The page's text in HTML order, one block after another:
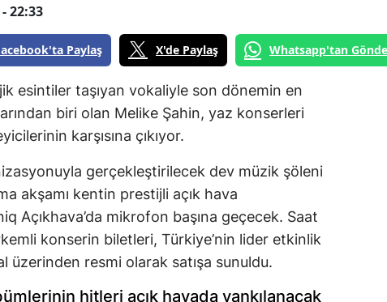
22:33
Paylaş X'de Paylaş Whatsapp'tan
esintiler taşıyan vokaliyle son dönemin en
biri olan Melike Şahin, yaz konserleri
karşısına çıkıyor.
gerçekleştirilecek dev müzik şöleni
akşamı kentin prestijli açık hava
Açıkhava’da mikrofon başına geçecek. Saat
konserin biletleri, Türkiye’nin lider etkinlik
üzerinden resmi olarak satışa sunuldu.
hitleri açık havada yankılanacak